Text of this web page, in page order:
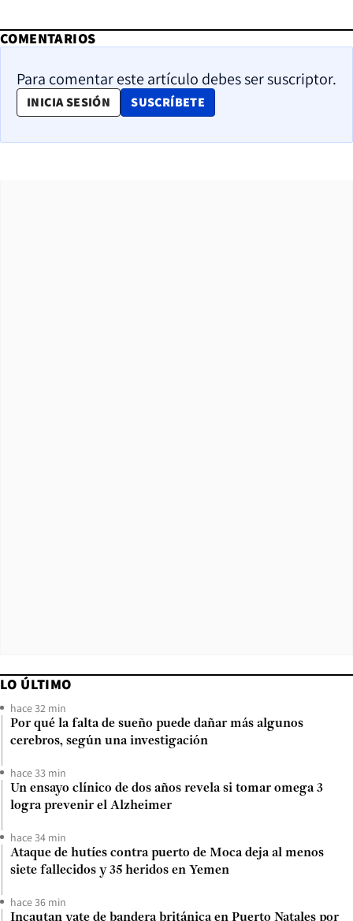
COMENTARIOS
Para comentar este artículo debes ser suscriptor.
INICIA SESIÓN SUSCRÍBETE
OPENS IN NEW WINDOW
LO ÚLTIMO
hace 32 min
Por qué la falta de sueño puede dañar más algunos
cerebros, según una investigación
hace 33 min
Un ensayo clínico de dos años revela si tomar omega 3
logra prevenir el Alzheimer
hace 34 min
Ataque de hutíes contra puerto de Moca deja al menos
siete fallecidos y 35 heridos en Yemen
hace 36 min
Incautan yate de bandera británica en Puerto Natales por